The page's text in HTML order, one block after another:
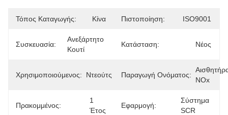
Τόπος Καταγωγής: Κίνα Πιστοποίηση: ISO9001
Συσκευασία:
Ανεξάρτητο
Κουτί
Κατάσταση: Νέος
Χρησιμοποιούμενος: Ντεούτς Παραγωγή Ονόματος:
NOx
Πρακομμένος:
1
Έτος
Εφαρμογή:
Σύστημα
SCR